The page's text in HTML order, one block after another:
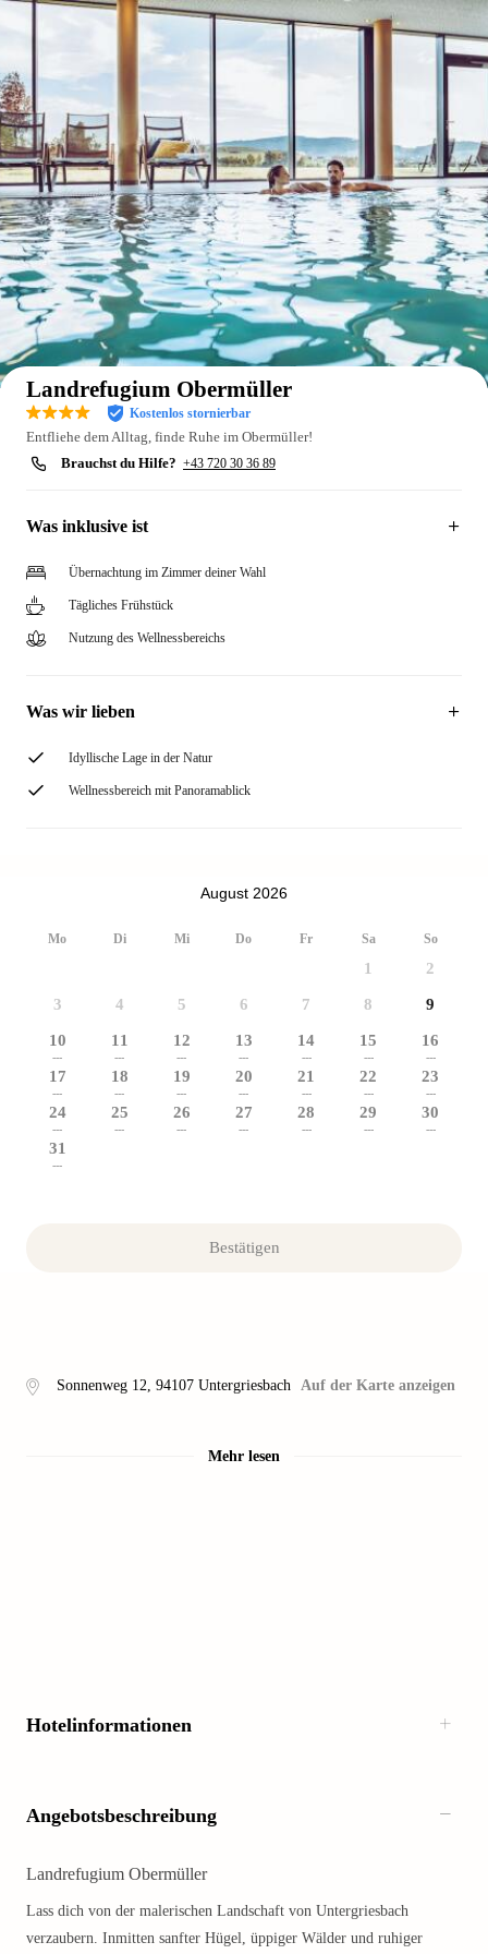
Auf der Karte anzeigen
Landrefugium Obermüller
Kostenlos stornierbar
Entfliehe dem Alltag, finde Ruhe im Obermüller!
Brauchst du Hilfe? +43 720 30 36 89
Was inklusive ist
Übernachtung im Zimmer deiner Wahl
Tägliches Frühstück
Nutzung des Wellnessbereichs
Was wir lieben
Idyllische Lage in der Natur
Wellnessbereich mit Panoramablick
August 2026
Mo Di Mi Do Fr Sa So
1 2
3 4 5 6 7 8 9
10
---
11
---
12
---
13
---
14
---
15
---
16
---
17
---
18
---
19
---
20
---
21
---
22
---
23
---
24
---
25
---
26
---
27
---
28
---
29
---
30
---
31
---
Bestätigen
Sonnenweg 12, 94107 Untergriesbach Auf der Karte anzeigen
Mehr lesen
Hotelinformationen
Angebotsbeschreibung
Landrefugium Obermüller
Lass dich von der malerischen Landschaft von Untergriesbach
verzaubern. Inmitten sanfter Hügel, üppiger Wälder und ruhiger